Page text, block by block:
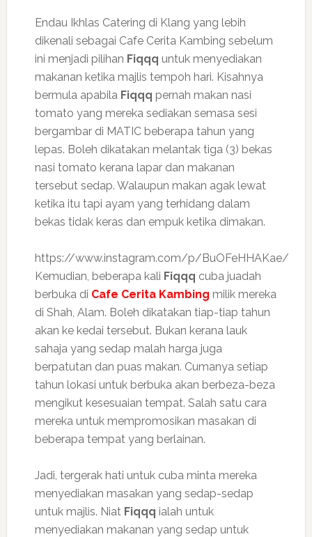
Endau Ikhlas Catering di Klang yang lebih
dikenali sebagai Cafe Cerita Kambing sebelum
ini menjadi pilihan Fiqqq untuk menyediakan
makanan ketika majlis tempoh hari. Kisahnya
bermula apabila Fiqqq pernah makan nasi
tomato yang mereka sediakan semasa sesi
bergambar di MATIC beberapa tahun yang
lepas. Boleh dikatakan melantak tiga (3) bekas
nasi tomato kerana lapar dan makanan
tersebut sedap. Walaupun makan agak lewat
ketika itu tapi ayam yang terhidang dalam
bekas tidak keras dan empuk ketika dimakan.
https://www.instagram.com/p/BuOFeHHAKae/
Kemudian, beberapa kali Fiqqq cuba juadah
berbuka di Cafe Cerita Kambing milik mereka
di Shah, Alam. Boleh dikatakan tiap-tiap tahun
akan ke kedai tersebut. Bukan kerana lauk
sahaja yang sedap malah harga juga
berpatutan dan puas makan. Cumanya setiap
tahun lokasi untuk berbuka akan berbeza-beza
mengikut kesesuaian tempat. Salah satu cara
mereka untuk mempromosikan masakan di
beberapa tempat yang berlainan.
Jadi, tergerak hati untuk cuba minta mereka
menyediakan masakan yang sedap-sedap
untuk majlis. Niat Fiqqq ialah untuk
menyediakan makanan yang sedap untuk